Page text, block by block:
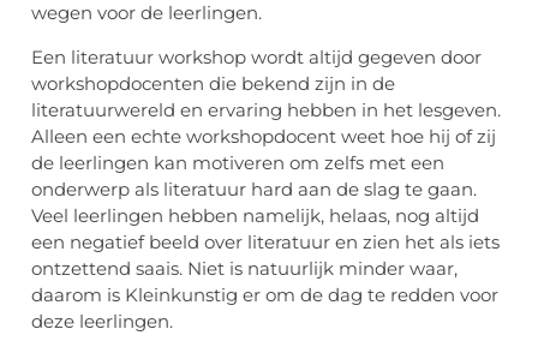
wegen voor de leerlingen.
Een literatuur workshop wordt altijd gegeven door
workshopdocenten die bekend zijn in de
literatuurwereld en ervaring hebben in het lesgeven.
Alleen een echte workshopdocent weet hoe hij of zij
de leerlingen kan motiveren om zelfs met een
onderwerp als literatuur hard aan de slag te gaan.
Veel leerlingen hebben namelijk, helaas, nog altijd
een negatief beeld over literatuur en zien het als iets
ontzettend saais. Niet is natuurlijk minder waar,
daarom is Kleinkunstig er om de dag te redden voor
deze leerlingen.